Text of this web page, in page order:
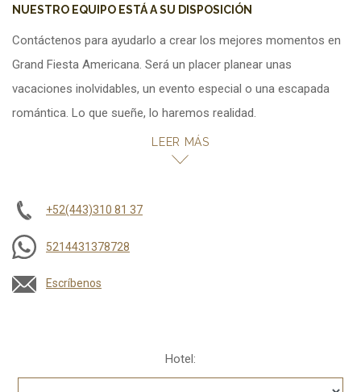
NUESTRO EQUIPO ESTÁ A SU DISPOSICIÓN
Contáctenos para ayudarlo a crear los mejores momentos en
Grand Fiesta Americana. Será un placer planear unas
vacaciones inolvidables, un evento especial o una escapada
romántica. Lo que sueñe, lo haremos realidad.
Mariano Escobedo 756, Col. Anzures, 11590
LEER MÁS
+52(443)310 81 37
5214431378728
Escríbenos
Hotel: